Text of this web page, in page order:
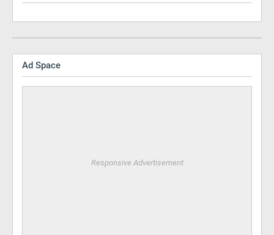
Ad Space
Responsive Advertisement